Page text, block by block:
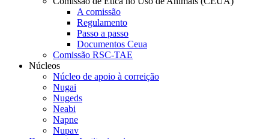
A comissão
Regulamento
Passo a passo
Documentos Ceua
Comissão RSC-TAE
Núcleos
Núcleo de apoio à correição
Nugai
Nugeds
Neabi
Napne
Nupav